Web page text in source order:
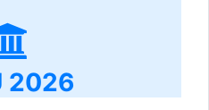
2026